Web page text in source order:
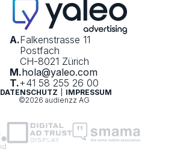
A.Falkenstrasse 11
Postfach
CH-8021 Zürich
M.hola@yaleo.com
T.+41 58 255 26 00
DATENSCHUTZ
IMPRESSUM
©2026 audienzz AG